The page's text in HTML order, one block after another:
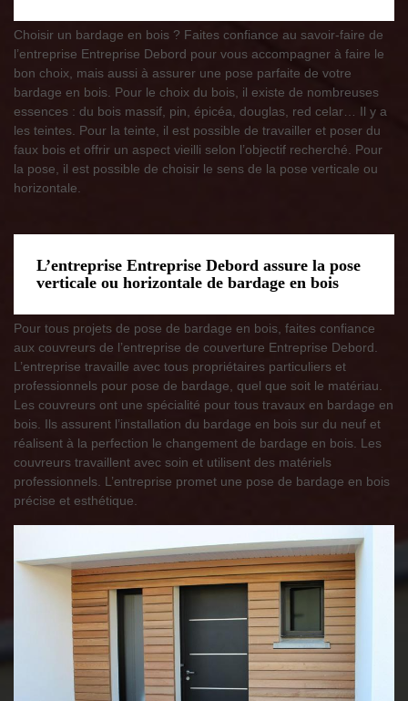
Choisir un bardage en bois ? Faites confiance au savoir-faire de
l’entreprise Entreprise Debord pour vous accompagner à faire le
bon choix, mais aussi à assurer une pose parfaite de votre
bardage en bois. Pour le choix du bois, il existe de nombreuses
essences : du bois massif, pin, épicéa, douglas, red celar… Il y a
les teintes. Pour la teinte, il est possible de travailler et poser du
faux bois et offrir un aspect vieilli selon l’objectif recherché. Pour
la pose, il est possible de choisir le sens de la pose verticale ou
horizontale.
L’entreprise Entreprise Debord assure la pose
verticale ou horizontale de bardage en bois
Pour tous projets de pose de bardage en bois, faites confiance
aux couvreurs de l’entreprise de couverture Entreprise Debord.
L’entreprise travaille avec tous propriétaires particuliers et
professionnels pour pose de bardage, quel que soit le matériau.
Les couvreurs ont une spécialité pour tous travaux en bardage en
bois. Ils assurent l’installation du bardage en bois sur du neuf et
réalisent à la perfection le changement de bardage en bois. Les
couvreurs travaillent avec soin et utilisent des matériels
professionnels. L’entreprise promet une pose de bardage en bois
précise et esthétique.